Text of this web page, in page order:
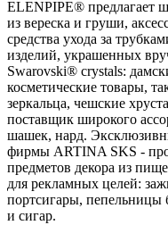
ELENPIPE® предлагает
из вереска и груши,
средства ухода за
изделий, украшенных
Swarovski® crystals:
косметические товары,
зеркальца, чешские
поставщик широкого
шашек, нард.
фирмы ARTINA SKS -
предметов декора из
для рекламных целей:
портсигары, пепельницы
и сигар.